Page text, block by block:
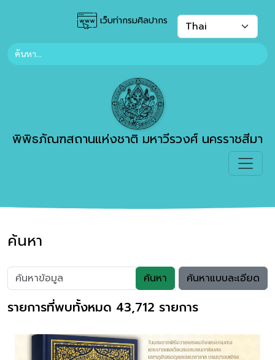
เว็บท่ากรมศิลปากร
พิพิธภัณฑสถานแห่งชาติ มหาวีรวงศ์ นครราชสีมา
ค้นหา
ค้นหา ค้นหาแบบละเอียด
รายการที่พบทั้งหมด 43,712 รายการ